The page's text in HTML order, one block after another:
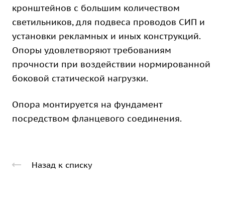
кронштейнов с большим количеством
светильников, для подвеса проводов СИП и
установки рекламных и иных конструкций.
Опоры удовлетворяют требованиям
прочности при воздействии нормированной
боковой статической нагрузки.
Опора монтируется на фундамент
посредством фланцевого соединения.
Назад к списку